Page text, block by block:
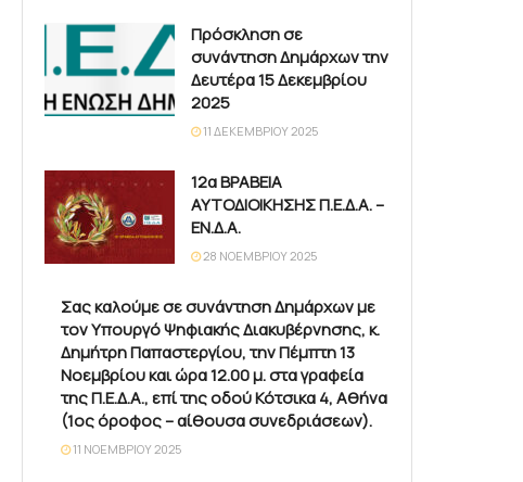
Πρόσκληση σε
συνάντηση Δημάρχων την
Δευτέρα 15 Δεκεμβρίου
2025
11 ΔΕΚΕΜΒΡΊΟΥ 2025
12α ΒΡΑΒΕΙΑ
ΑΥΤΟΔΙΟΙΚΗΣΗΣ Π.Ε.Δ.Α. –
ΕΝ.Δ.Α.
28 ΝΟΕΜΒΡΊΟΥ 2025
Σας καλούμε σε συνάντηση Δημάρχων με
τον Υπουργό Ψηφιακής Διακυβέρνησης, κ.
Δημήτρη Παπαστεργίου, την Πέμπτη 13
Νοεμβρίου και ώρα 12.00 μ. στα γραφεία
της Π.Ε.Δ.Α., επί της οδού Κότσικα 4, Αθήνα
(1ος όροφος – αίθουσα συνεδριάσεων).
11 ΝΟΕΜΒΡΊΟΥ 2025